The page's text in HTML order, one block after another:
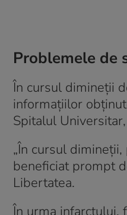
Problemele de
În cursul dimineții
informațiilor
Spitalul
„În cursul
beneficiat prompt
Libertatea.
În urma infarctului,